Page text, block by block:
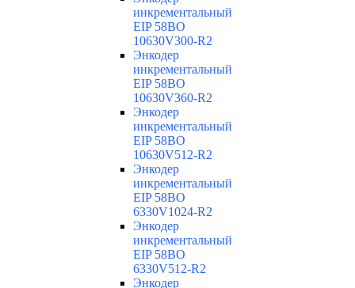
инкрементальный
EIP 58BO
10630V300-R2
Энкодер
инкрементальный
EIP 58BO
10630V360-R2
Энкодер
инкрементальный
EIP 58BO
10630V512-R2
Энкодер
инкрементальный
EIP 58BO
6330V1024-R2
Энкодер
инкрементальный
EIP 58BO
6330V512-R2
Энкодер